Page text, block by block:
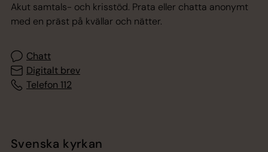
Akut samtals- och krisstöd. Prata eller chatta anonymt
med en präst på kvällar och nätter.
Chatt
Digitalt brev
Telefon 112
Svenska kyrkan